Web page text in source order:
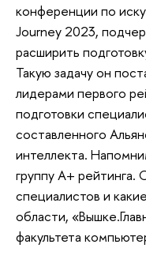
конференции по
Journey 2023,
расширить
Такую задачу он
лидерами первого
подготовки
составленного
интеллекта.
группу А+ рейтинга.
специалистов и
области,
факультета